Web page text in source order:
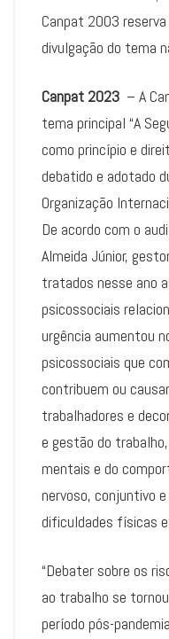
Canpat 2003
divulgação do tema
Canpat 2023 – A
tema principal “A
como princípio e
debatido e adotado
Organização
De acordo com o
Almeida Júnior,
tratados nesse ano
psicossociais
urgência aumentou
psicossociais que
contribuem ou
trabalhadores e
e gestão do
mentais e do
nervoso, conjuntivo
dificuldades físicas
“Debater sobre os
ao trabalho se
período pós-